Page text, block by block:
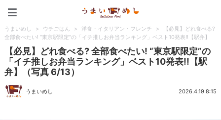
うまいめし > ウチごはん > 洋食・イタリアン・フレンチ >
【必見】どれ食べる?
全部食べたい! “東京駅限定”の「イチ推しお弁当ランキング」ベスト10発表!!【駅弁】
【必見】どれ食べる? 全部食べたい! “東京駅限定”の
「イチ推しお弁当ランキング」ベスト10発表!!【駅
弁】（写真 6/13）
うまいめし 2026.4.19 8:15